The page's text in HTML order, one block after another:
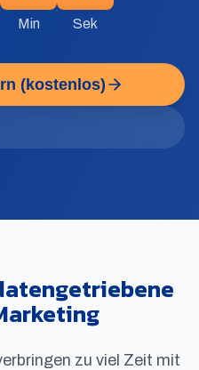
Min Sek
(kostenlos)
zu viel Zeit mit